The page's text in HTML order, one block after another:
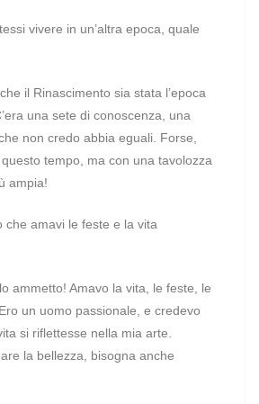
vivere in un’altra epoca, quale
il Rinascimento sia stata l’epoca
una sete di conoscenza, una
non credo abbia eguali. Forse,
tempo, ma con una tavolozza
ampia!
che amavi le feste e la vita
ammetto! Amavo la vita, le feste, le
un uomo passionale, e credevo
si riflettesse nella mia arte.
la bellezza, bisogna anche